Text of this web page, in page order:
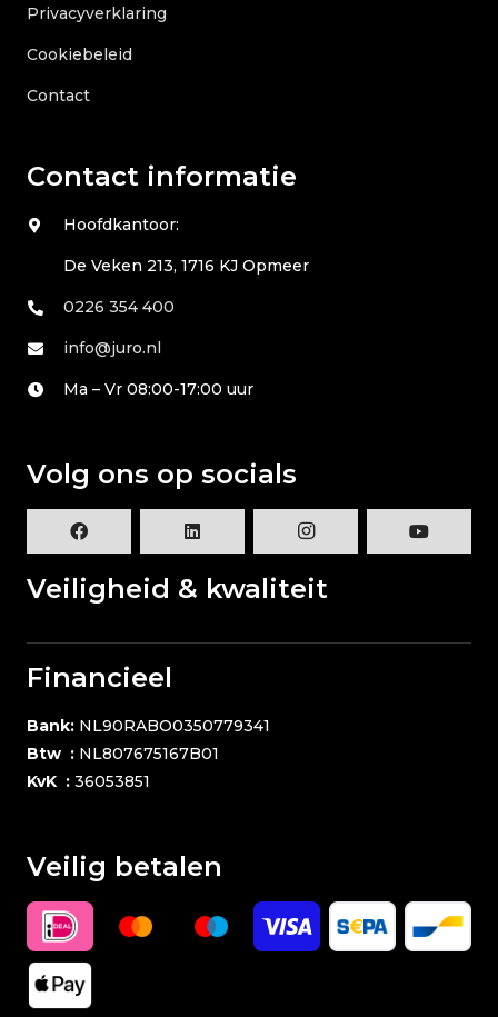
Privacyverklaring
Cookiebeleid
Contact
Contact informatie
Hoofdkantoor:
De Veken 213, 1716 KJ Opmeer
0226 354 400
info@juro.nl
Ma – Vr 08:00-17:00 uur
Volg ons op socials
Veiligheid & kwaliteit
Financieel
Bank: NL90RABO0350779341
Btw : NL807675167B01
KvK : 36053851
Veilig betalen